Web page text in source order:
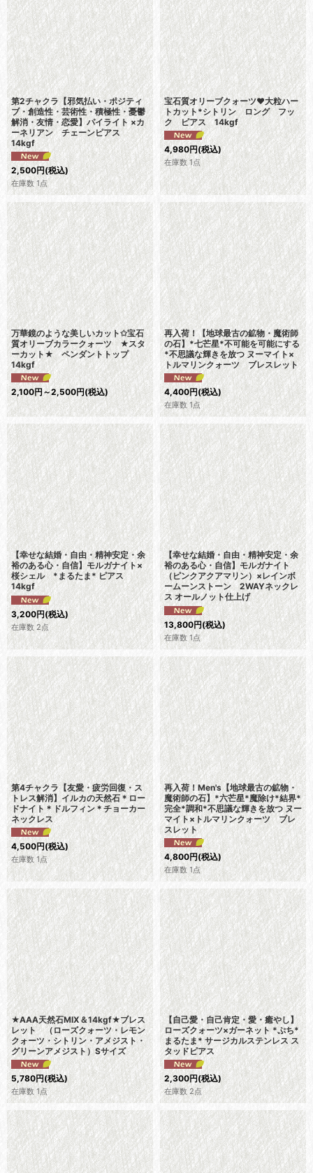
第2チャクラ【邪気払い・ポジティ
ブ・創造性・芸術性・積極性・憂鬱
解消・友情・恋愛】パイライト ×カ
ーネリアン チェーンピアス
14kgf
2,500円(税込)
在庫数 1点
宝石質オリーブクォーツ♥大粒ハー
トカット*シトリン ロング フッ
ク ピアス 14kgf
4,980円(税込)
在庫数 1点
万華鏡のような美しいカット✩宝石
質オリーブカラークォーツ ★スタ
ーカット★ ペンダントトップ
14kgf
2,100円 ～2,500円(税込)
再入荷！【地球最古の鉱物・魔術師
の石】*七芒星*不可能を可能にする
*不思議な輝きを放つ ヌーマイト×
トルマリンクォーツ ブレスレット
4,400円(税込)
在庫数 1点
【幸せな結婚・自由・精神安定・余
裕のある心・自信】モルガナイト×
桜シェル *まるたま* ピアス
14kgf
3,200円(税込)
在庫数 2点
【幸せな結婚・自由・精神安定・余
裕のある心・自信】モルガナイト
（ピンクアクアマリン）×レインボ
ームーンストーン 2WAYネックレ
ス オールノット仕上げ
13,800円(税込)
在庫数 1点
第4チャクラ【友愛・疲労回復・ス
トレス解消】イルカの天然石＊ロー
ドナイト＊ドルフィン＊チョーカー
ネックレス
4,500円(税込)
在庫数 1点
再入荷！Men's【地球最古の鉱物・
魔術師の石】*六芒星*魔除け*結界*
完全*調和*不思議な輝きを放つ ヌー
マイト×トルマリンクォーツ ブレ
スレット
4,800円(税込)
在庫数 1点
★AAA天然石MIX＆14kgf★ブレス
レット （ローズクォーツ・レモン
クォーツ・シトリン・アメジスト・
グリーンアメジスト）Sサイズ
5,780円(税込)
在庫数 1点
【自己愛・自己肯定・愛・癒やし】
ローズクォーツ×ガーネット *ぷち*
まるたま* サージカルステンレス ス
タッドピアス
2,300円(税込)
在庫数 2点